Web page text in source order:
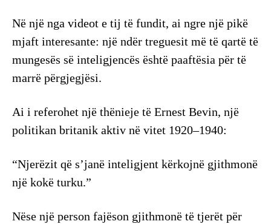
Në një nga videot e tij të fundit, ai ngre një pikë
mjaft interesante: një ndër treguesit më të qartë të
mungesës së inteligjencës është paaftësia për të
marrë përgjegjësi.
Ai i referohet një thënieje të Ernest Bevin, një
politikan britanik aktiv në vitet 1920–1940:
“Njerëzit që s’janë inteligjent kërkojnë gjithmonë
një kokë turku.”
Nëse një person fajëson gjithmonë të tjerët për